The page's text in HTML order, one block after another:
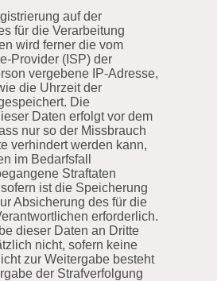
auf der
für die Verarbeitung
wird ferner die vom
Provider (ISP) der
vergebene IP-Adresse,
die Uhrzeit der
Die
Daten erfolgt vor dem
nur so der Missbrauch
verhindert werden kann,
im Bedarfsfall
Straftaten
ist die Speicherung
Absicherung des für die
erforderlich.
dieser Daten an Dritte
nicht, sofern keine
zur Weitergabe besteht
der Strafverfolgung